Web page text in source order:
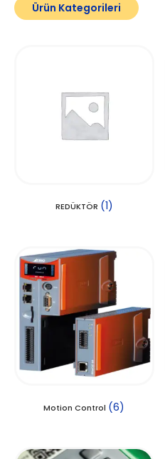
Ürün Kategorileri
REDÜKTÖR (1)
Motion Control (6)